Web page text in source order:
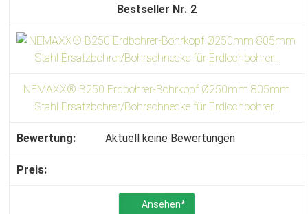
2
NEMAXX® B250 Erdbohrer-Bohrkopf Ø250mm 805mm
Stahl Ersatzbohrer/Bohrschnecke für Erdlochbohrer...
Aktuell keine Bewertungen
Ansehen*